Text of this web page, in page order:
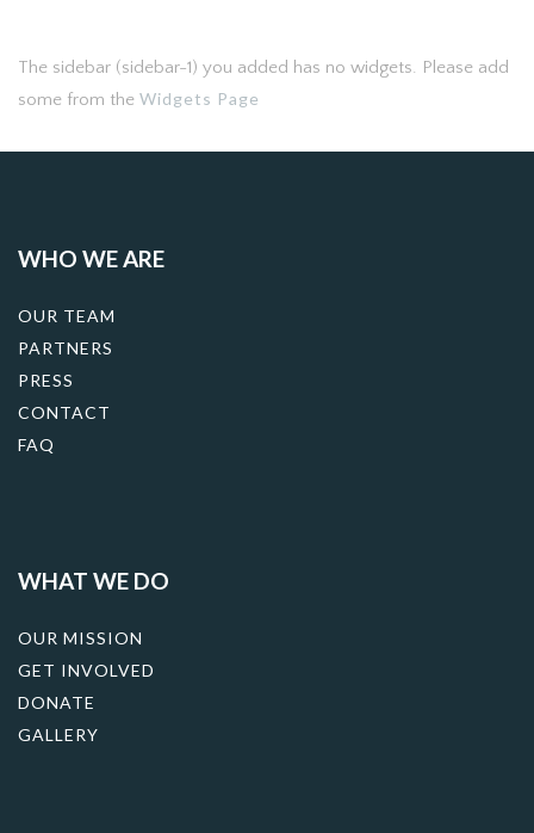
The sidebar (sidebar-1) you added has no widgets. Please add
some from the Widgets Page
WHO WE ARE
OUR TEAM
PARTNERS
PRESS
CONTACT
FAQ
WHAT WE DO
OUR MISSION
GET INVOLVED
DONATE
GALLERY